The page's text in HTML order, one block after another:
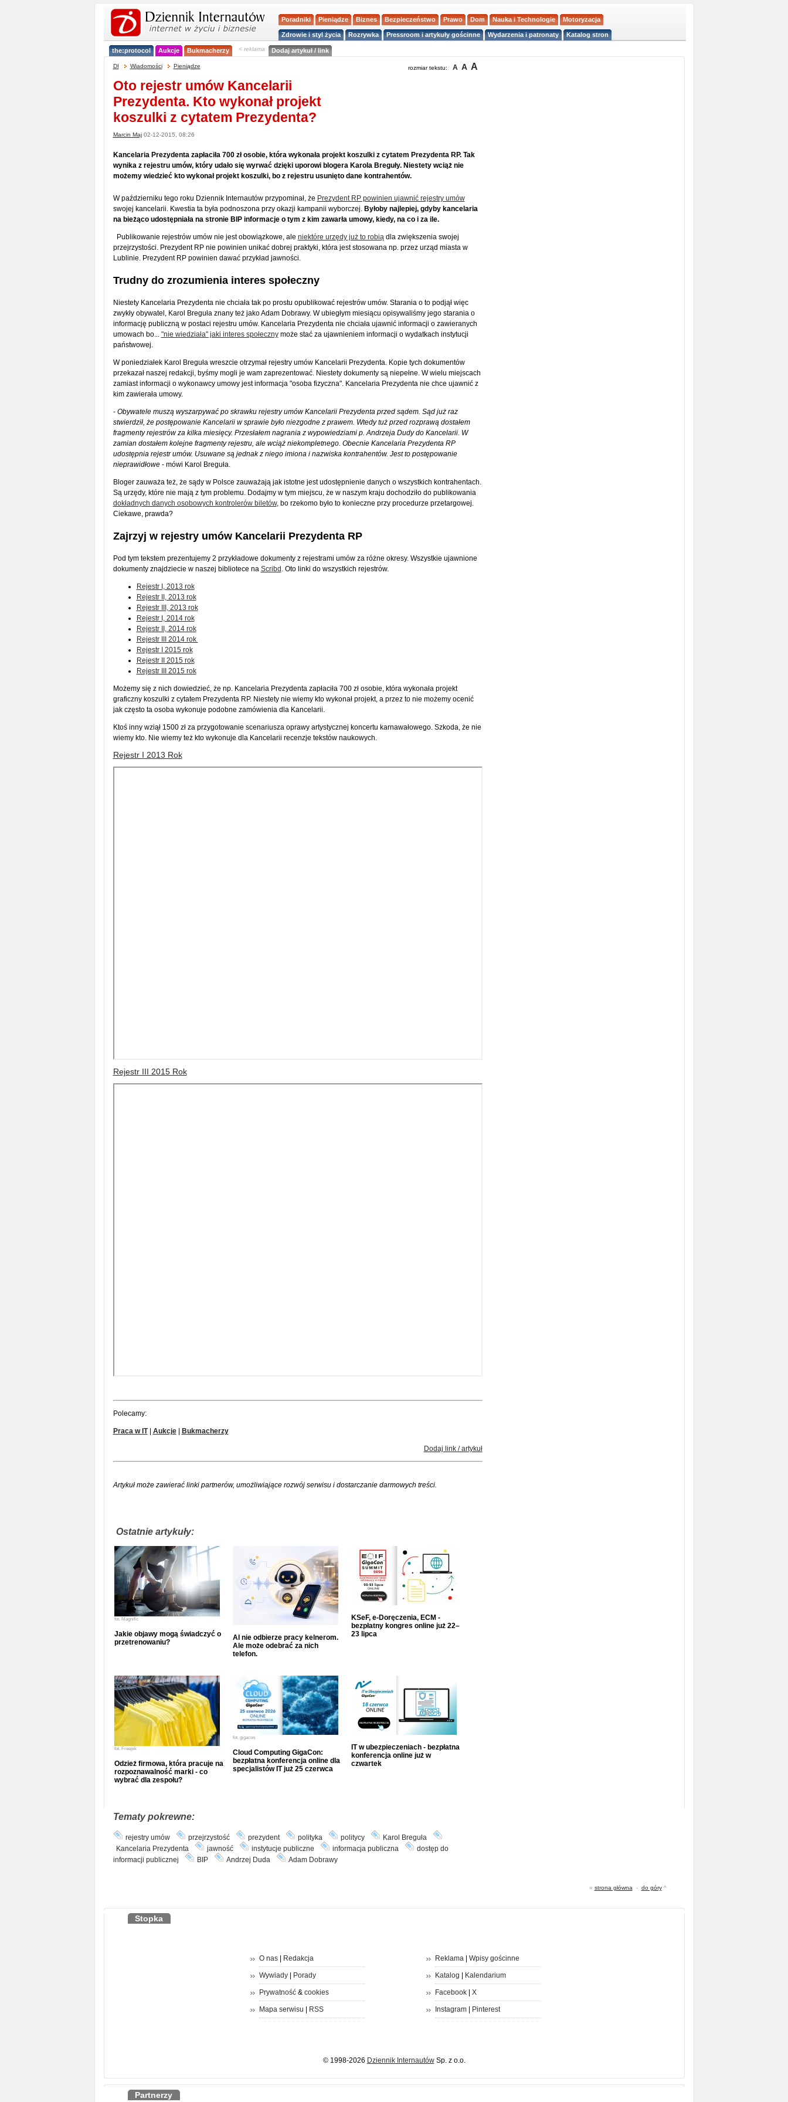
Poradniki Pieniądze Biznes Bezpieczeństwo Prawo Dom Nauka i Technologie Motoryzacja
Zdrowie i styl życia Rozrywka Pressroom i artykuły gościnne Wydarzenia i patronaty Katalog stron
the:protocol Aukcje Bukmacherzy < reklama Dodaj artykuł / link
DI Wiadomości Pieniądze rozmiar tekstu: A A A
Oto rejestr umów Kancelarii
Prezydenta. Kto wykonał projekt
koszulki z cytatem Prezydenta?
Marcin Maj02-12-2015, 08:26
Kancelaria Prezydenta zapłaciła 700 zł osobie, która wykonała projekt koszulki z cytatem Prezydenta RP. Tak
wynika z rejestru umów, który udało się wyrwać dzięki uporowi blogera Karola Breguły. Niestety wciąż nie
możemy wiedzieć kto wykonał projekt koszulki, bo z rejestru usunięto dane kontrahentów.
W październiku tego roku Dziennik Internautów przypominał, że Prezydent RP powinien ujawnić rejestry umów
swojej kancelarii. Kwestia ta była podnoszona przy okazji kampanii wyborczej. Byłoby najlepiej, gdyby kancelaria
na bieżąco udostępniała na stronie BIP informacje o tym z kim zawarła umowy, kiedy, na co i za ile.
Publikowanie rejestrów umów nie jest obowiązkowe, ale niektóre urzędy już to robiądla zwiększenia swojej
przejrzystości. Prezydent RP nie powinien unikać dobrej praktyki, która jest stosowana np. przez urząd miasta w
Lublinie. Prezydent RP powinien dawać przykład jawności.
Trudny do zrozumienia interes społeczny
Niestety Kancelaria Prezydenta nie chciała tak po prostu opublikować rejestrów umów. Starania o to podjął więc
zwykły obywatel, Karol Breguła znany też jako Adam Dobrawy. W ubiegłym miesiącu opisywaliśmy jego starania o
informację publiczną w postaci rejestru umów. Kancelaria Prezydenta nie chciała ujawnić informacji o zawieranych
umowach bo... "nie wiedziała" jaki interes społecznymoże stać za ujawnieniem informacji o wydatkach instytucji
państwowej.
W poniedziałek Karol Breguła wreszcie otrzymał rejestry umów Kancelarii Prezydenta. Kopie tych dokumentów
przekazał naszej redakcji, byśmy mogli je wam zaprezentować. Niestety dokumenty są niepełne. W wielu miejscach
zamiast informacji o wykonawcy umowy jest informacja "osoba fizyczna". Kancelaria Prezydenta nie chce ujawnić z
kim zawierała umowy.
-Obywatele muszą wyszarpywać po skrawku rejestry umów Kancelarii Prezydenta przed sądem. Sąd już raz
stwierdził, że postępowanie Kancelarii w sprawie było niezgodne z prawem. Wtedy tuż przed rozprawą dostałem
fragmenty rejestrów za kilka miesięcy. Przesłałem nagrania z wypowiedziami p. Andrzeja Dudy do Kancelarii. W
zamian dostałem kolejne fragmenty rejestru, ale wciąż niekompletnego. Obecnie Kancelaria Prezydenta RP
udostępnia rejestr umów. Usuwane są jednak z niego imiona i nazwiska kontrahentów. Jest to postępowanie
nieprawidłowe- mówi Karol Breguła.
Bloger zauważa też, że sądy w Polsce zauważają jak istotne jest udostępnienie danych o wszystkich kontrahentach.
Są urzędy, które nie mają z tym problemu. Dodajmy w tym miejscu, że w naszym kraju dochodziło do publikowania
dokładnych danych osobowych kontrolerów biletów, bo rzekomo było to konieczne przy procedurze przetargowej.
Ciekawe, prawda?
Zajrzyj w rejestry umów Kancelarii Prezydenta RP
Pod tym tekstem prezentujemy 2 przykładowe dokumenty z rejestrami umów za różne okresy. Wszystkie ujawnione
dokumenty znajdziecie w naszej bibliotece na Scribd . Oto linki do wszystkich rejestrów.
Rejestr I, 2013 rok
Rejestr II, 2013 rok
Rejestr III, 2013 rok
Rejestr I, 2014 rok
Rejestr II, 2014 rok
Rejestr III 2014 rok
Rejestr I 2015 rok
Rejestr II 2015 rok
Rejestr III 2015 rok
Możemy się z nich dowiedzieć, że np. Kancelaria Prezydenta zapłaciła 700 zł osobie, która wykonała projekt
graficzny koszulki z cytatem Prezydenta RP. Niestety nie wiemy kto wykonał projekt, a przez to nie możemy ocenić
jak często ta osoba wykonuje podobne zamówienia dla Kancelarii.
Ktoś inny wziął 1500 zł za przygotowanie scenariusza oprawy artystycznej koncertu karnawałowego. Szkoda, że nie
wiemy kto. Nie wiemy też kto wykonuje dla Kancelarii recenzje tekstów naukowych.
Rejestr I 2013 Rok
Rejestr III 2015 Rok
Polecamy:
Praca w IT| Aukcje| Bukmacherzy
Dodaj link / artykuł
Artykuł może zawierać linki partnerów, umożliwiające rozwój serwisu i dostarczanie darmowych treści.
Ostatnie artykuły:
fot. Magnific
Jakie objawy mogą świadczyć o
przetrenowaniu?
AI nie odbierze pracy kelnerom.
Ale może odebrać za nich
telefon.
KSeF, e-Doręczenia, ECM -
bezpłatny kongres online już 22–
23 lipca
fot. Freepik
Odzież firmowa, która pracuje na
rozpoznawalność marki - co
wybrać dla zespołu?
fot. gigacon
Cloud Computing GigaCon:
bezpłatna konferencja online dla
specjalistów IT już 25 czerwca
IT w ubezpieczeniach - bezpłatna
konferencja online już w
czwartek
Tematy pokrewne:
rejestry umów przejrzystość prezydent polityka politycy
Karol Breguła
Kancelaria Prezydenta
jawność instytucje publiczne informacja publiczna
dostęp do
informacji publicznej
BIP Andrzej Duda Adam Dobrawy
« strona główna - do góry^
Stopka
O nas| Redakcja
Wywiady| Porady
Prywatność& cookies
Mapa serwisu RSS
Reklama| Wpisy gościnne
Katalog Kalendarium
Facebook| X
Instagram| Pinterest
© 1998-2026 Dziennik InternautówSp. z o.o.
Partnerzy